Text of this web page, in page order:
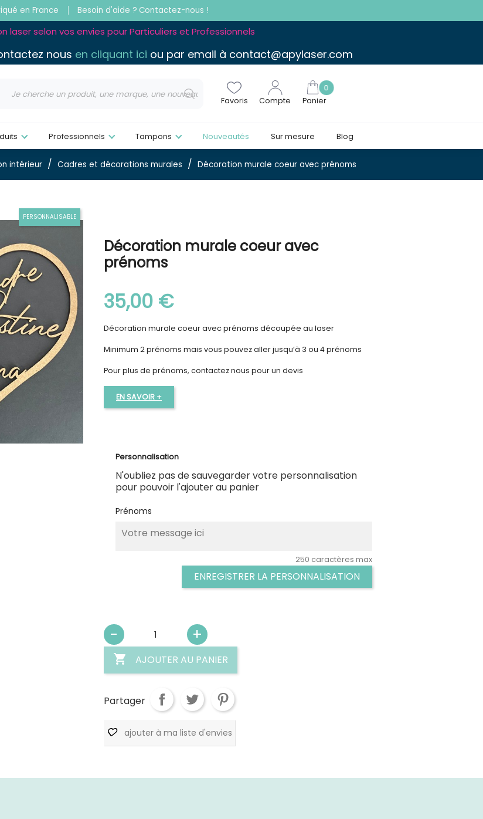
laser selon vos envies pour Particuliers et Professionnels
nous en cliquant ici ou par email à contact@apylaser.com
en France Besoin d'aide ? Contactez-nous !
Favoris Compte Panier
0
Professionnels Tampons Nouveautés Sur mesure Blog
intérieur Cadres et décorations murales Décoration murale coeur avec prénoms
PERSONNALISABLE
Décoration murale coeur avec
prénoms
35,00 €
Décoration murale coeur avec prénoms découpée au laser
Minimum 2 prénoms mais vous pouvez aller jusqu’à 3 ou 4 prénoms
Pour plus de prénoms, contactez nous pour un devis
EN SAVOIR +
Personnalisation
N'oubliez pas de sauvegarder votre personnalisation
pour pouvoir l'ajouter au panier
Prénoms
250 caractères max
ENREGISTRER LA PERSONNALISATION
 AJOUTER AU PANIER
Partager
ajouter à ma liste d'envies